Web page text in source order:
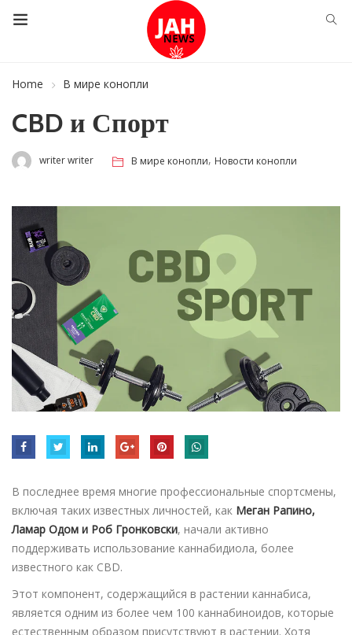
Home В мире конопли
CBD и Спорт
writer writer В мире конопли, Новости конопли
В последнее время многие профессиональные спортсмены,
включая таких известных личностей, как Меган Рапино,
Ламар Одом и Роб Гронковски, начали активно
поддерживать использование каннабидиола, более
известного как CBD.
Этот компонент, содержащийся в растении каннабиса,
является одним из более чем 100 каннабиноидов, которые
естественным образом присутствуют в растении. Хотя